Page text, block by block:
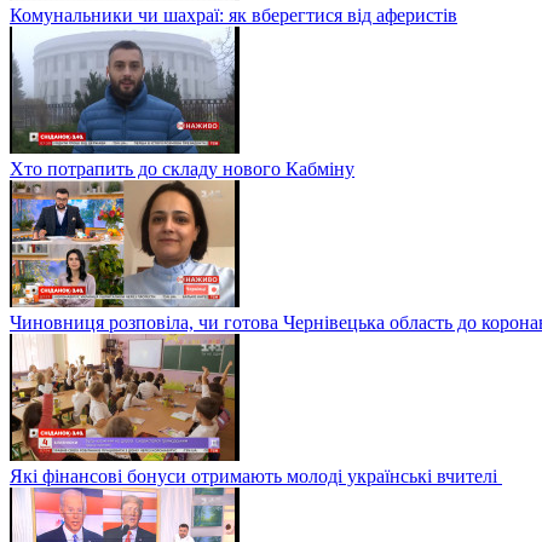
Комунальники чи шахраї: як вберегтися від аферистів
Хто потрапить до складу нового Кабміну
Чиновниця розповіла, чи готова Чернівецька область до
Які фінансові бонуси отримають молоді українські вчителі